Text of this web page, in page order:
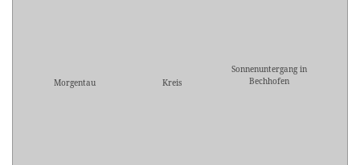
Morgentau Kreis
Sonnenuntergang in
Bechhofen